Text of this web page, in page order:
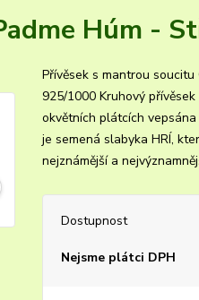
Húm -
Přívěsek s mantrou soucitu
925/1000 Kruhový
okvětních plátcích
je semená slabyka HRÍ,
nejznámější a
Dostupnost
Nejsme plátci DPH